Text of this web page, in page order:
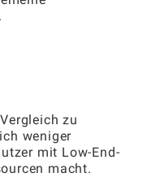
zu
weniger
mit Low-End-
macht.